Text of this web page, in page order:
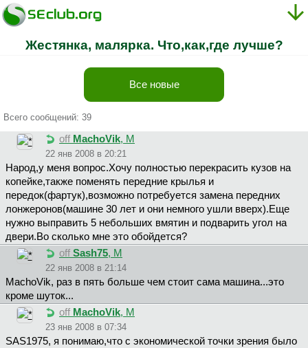
Жестянка, малярка. Что,как,где лучше?
Все новые
Всего сообщений: 39
off MachoVik, М
22 янв 2008 в 20:21
Народ,у меня вопрос.Хочу полностью перекрасить кузов на
копейке,также поменять передние крылья и
передок(фартук),возможно потребуется замена передних
лонжеронов(машине 30 лет и они немного ушли вверх).Еще
нужно выправить 5 небольших вмятин и подварить угол на
двери.Во сколько мне это обойдется?
off Sash75, М
22 янв 2008 в 21:14
MachoVik, раз в пять больше чем стоит сама машина...это
кроме шуток...
off MachoVik, М
23 янв 2008 в 07:34
SAS1975, я понимаю,что с экономической точки зрения было